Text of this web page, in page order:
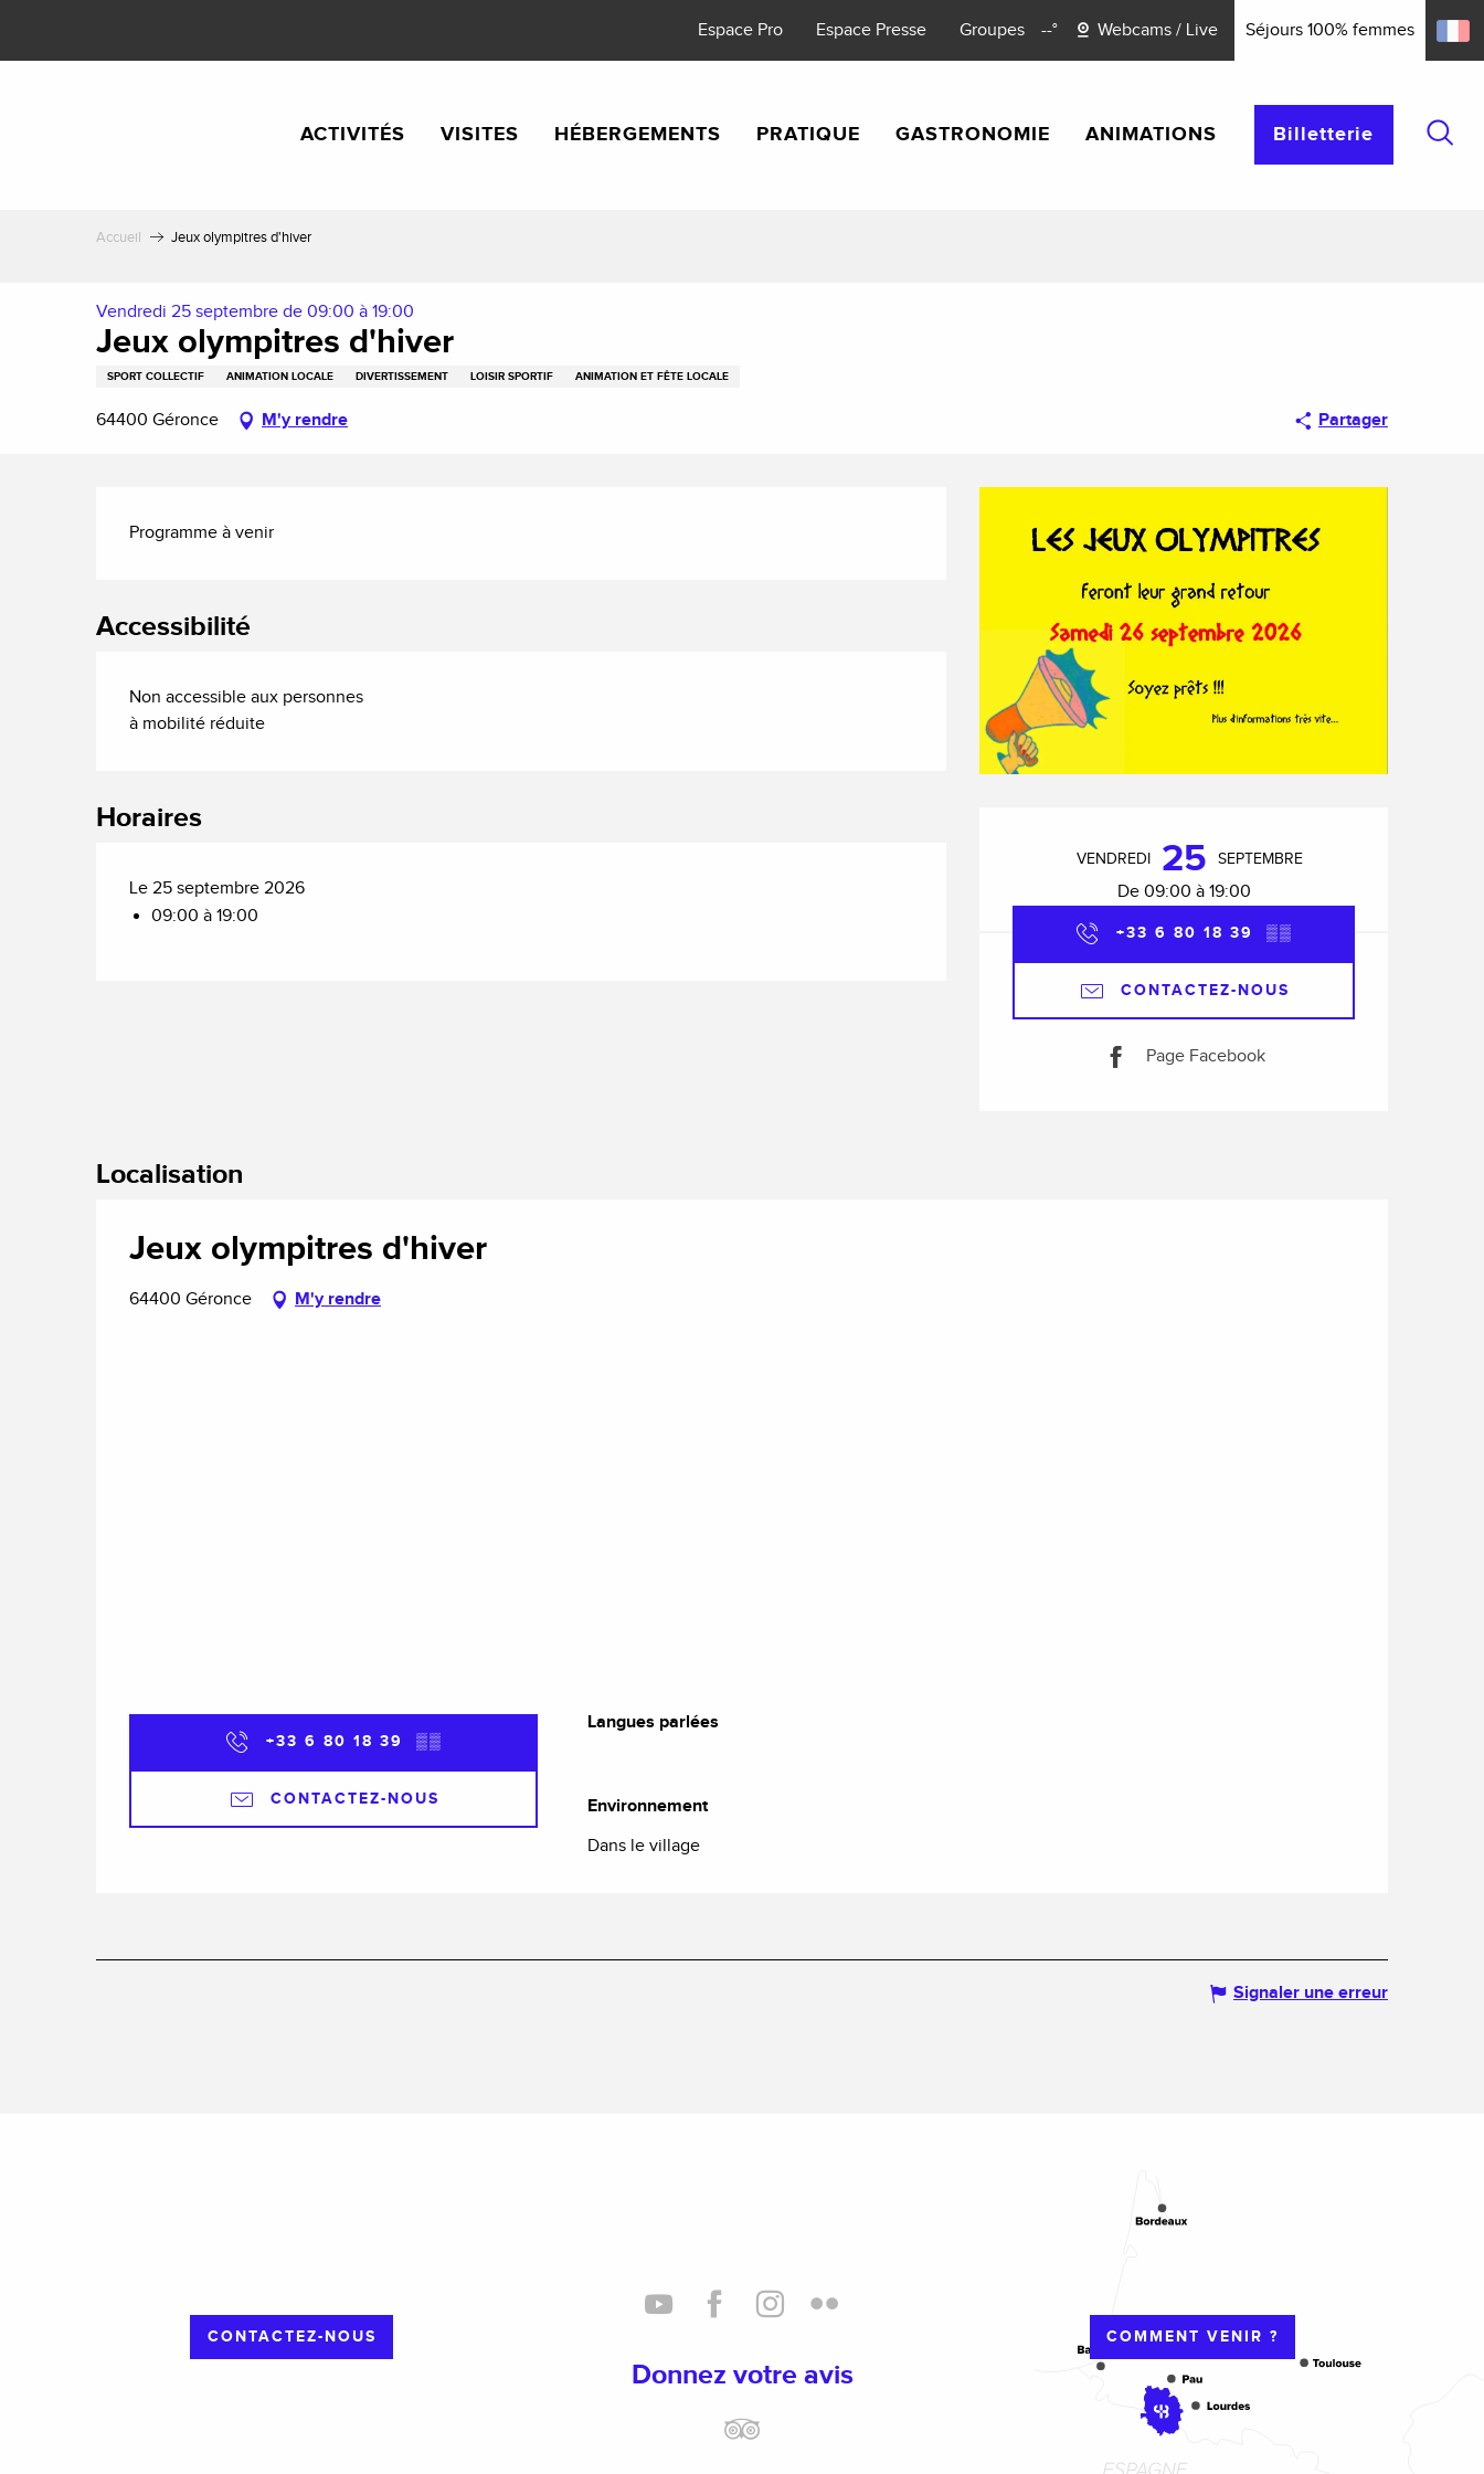
contenu
Espace Pro Espace Presse Groupes --° Webcams / Live Séjours 100% femmes
ACTIVITÉS VISITES HÉBERGEMENTS PRATIQUE GASTRONOMIE ANIMATIONS Billetterie
Accueil Jeux olympitres d'hiver
Vendredi 25 septembre de 09:00 à 19:00
Jeux olympitres d'hiver
SPORT COLLECTIF ANIMATION LOCALE DIVERTISSEMENT LOISIR SPORTIF ANIMATION ET FÊTE LOCALE
64400 Géronce M'y rendre Partager
VENDREDI 25 SEPTEMBRE
De 09:00 à 19:00
+33 6 80 18 39 ▒▒
CONTACTEZ-NOUS
Page Facebook
Programme à venir
Accessibilité
Non accessible aux personnes
à mobilité réduite
Horaires
Le 25 septembre 2026
09:00 à 19:00
Localisation
Jeux olympitres d'hiver
64400 Géronce M'y rendre
+33 6 80 18 39 ▒▒
CONTACTEZ-NOUS
Langues parlées
Langues parlées
Environnement
Environnement
Dans le village
Signaler une erreur
CONTACTEZ-NOUS
Donnez votre avis
COMMENT VENIR ?